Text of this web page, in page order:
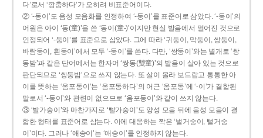
다’로서 ‘깡충하다’가 오히려 비표준어이다.
② ‘-동이’도 음성 모음화를 인정하여 ‘-둥이’를 표준어로 삼았다. ‘-둥이’의
어원은 아이 ‘동(童)’을 쓴 ‘동이(童-)’이지만 현실 발음에서 멀어진 것으로
인정되어 ‘-둥이’를 표준으로 삼았다. 그에 따라 ‘귀둥이, 막둥이, 쌍둥이,
바람둥이, 흰둥이’에서 모두 ‘-둥이’를 쓴다. 다만, ‘쌍둥이’와는 별개로 ‘쌍
동밤’과 같은 단어에서는 한자어 ‘쌍동(雙童)’의 발음이 살아 있는 것으로
판단되므로 ‘쌍둥밤’으로 쓰지 않는다. 또 살이 올라 보드랍고 통통한 아
이를 뜻하는 ‘옴포동이’는 ‘옴포동하다’의 어근 ‘옴포동’에 ‘-이’가 결합된
말로서 ‘-둥이’와 관련이 없으므로 ‘옴포둥이’와 같이 쓰지 않는다.
③ ‘발가숭이’와 마찬가지로 ‘빨가숭이’도 양성 모음 뒤에 음성 모음이 결
합한 형태를 표준어로 삼는다. 이에 대응하는 짝은 ‘벌거숭이, 뻘거숭
이’이다. 그러나 ‘애송이’는 ‘애숭이’를 인정하지 않는다.